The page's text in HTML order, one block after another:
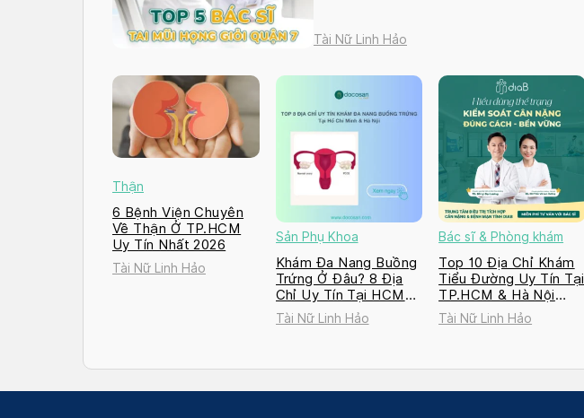
Tài Nữ Linh Hảo
Thận
6 Bệnh Viện Chuyên
Về Thận Ở TP.HCM
Uy Tín Nhất 2026
Tài Nữ Linh Hảo
Sản Phụ Khoa
Khám Đa Nang Buồng
Trứng Ở Đâu? 8 Địa
Chỉ Uy Tín Tại HCM
và Hà Nội 2026
Tài Nữ Linh Hảo
Bác sĩ & Phòng khám
Top 10 Địa Chỉ Khám
Tiểu Đường Uy Tín Tại
TP.HCM & Hà Nội
2026
Tài Nữ Linh Hảo